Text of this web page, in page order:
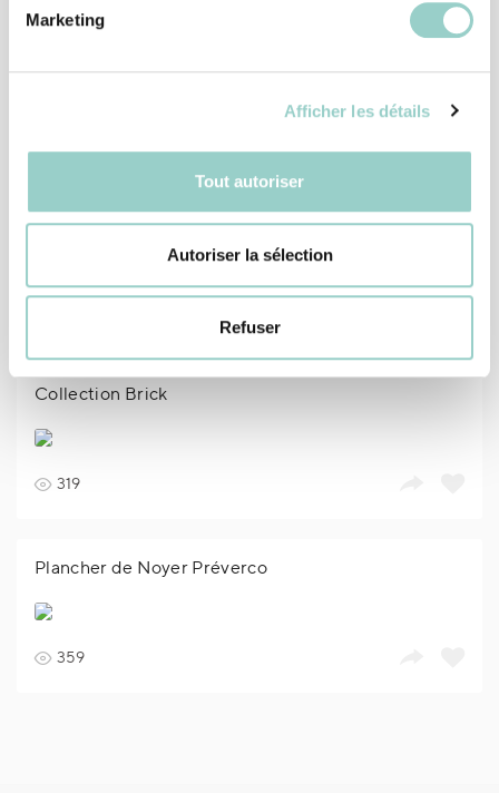
Marketing
Afficher les détails
Tout autoriser
Autoriser la sélection
Refuser
Collection de céramique Artisan
Collection Brick
319
Plancher de Noyer Préverco
359